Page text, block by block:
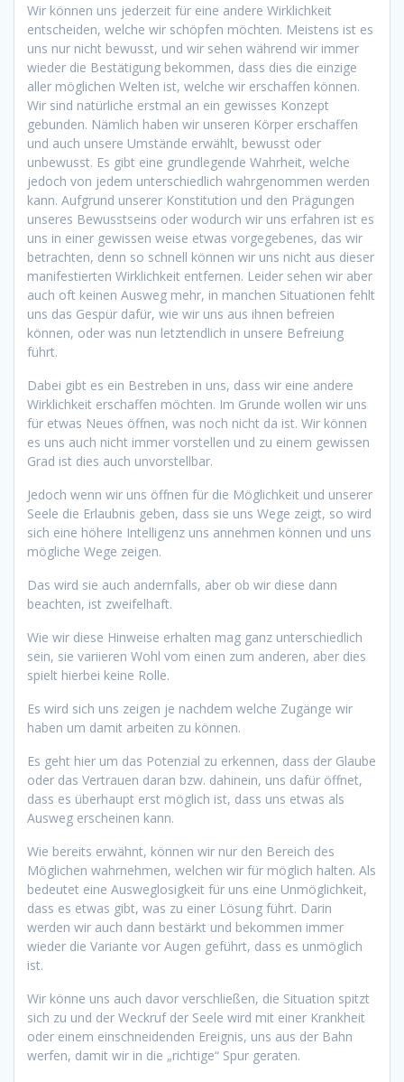
Wir können uns jederzeit für eine andere Wirklichkeit
entscheiden, welche wir schöpfen möchten. Meistens ist es
uns nur nicht bewusst, und wir sehen während wir immer
wieder die Bestätigung bekommen, dass dies die einzige
aller möglichen Welten ist, welche wir erschaffen können.
Wir sind natürliche erstmal an ein gewisses Konzept
gebunden. Nämlich haben wir unseren Körper erschaffen
und auch unsere Umstände erwählt, bewusst oder
unbewusst. Es gibt eine grundlegende Wahrheit, welche
jedoch von jedem unterschiedlich wahrgenommen werden
kann. Aufgrund unserer Konstitution und den Prägungen
unseres Bewusstseins oder wodurch wir uns erfahren ist es
uns in einer gewissen weise etwas vorgegebenes, das wir
betrachten, denn so schnell können wir uns nicht aus dieser
manifestierten Wirklichkeit entfernen. Leider sehen wir aber
auch oft keinen Ausweg mehr, in manchen Situationen fehlt
uns das Gespür dafür, wie wir uns aus ihnen befreien
können, oder was nun letztendlich in unsere Befreiung
führt.
Dabei gibt es ein Bestreben in uns, dass wir eine andere
Wirklichkeit erschaffen möchten. Im Grunde wollen wir uns
für etwas Neues öffnen, was noch nicht da ist. Wir können
es uns auch nicht immer vorstellen und zu einem gewissen
Grad ist dies auch unvorstellbar.
Jedoch wenn wir uns öffnen für die Möglichkeit und unserer
Seele die Erlaubnis geben, dass sie uns Wege zeigt, so wird
sich eine höhere Intelligenz uns annehmen können und uns
mögliche Wege zeigen.
Das wird sie auch andernfalls, aber ob wir diese dann
beachten, ist zweifelhaft.
Wie wir diese Hinweise erhalten mag ganz unterschiedlich
sein, sie variieren Wohl vom einen zum anderen, aber dies
spielt hierbei keine Rolle.
Es wird sich uns zeigen je nachdem welche Zugänge wir
haben um damit arbeiten zu können.
Es geht hier um das Potenzial zu erkennen, dass der Glaube
oder das Vertrauen daran bzw. dahinein, uns dafür öffnet,
dass es überhaupt erst möglich ist, dass uns etwas als
Ausweg erscheinen kann.
Wie bereits erwähnt, können wir nur den Bereich des
Möglichen wahrnehmen, welchen wir für möglich halten. Als
bedeutet eine Ausweglosigkeit für uns eine Unmöglichkeit,
dass es etwas gibt, was zu einer Lösung führt. Darin
werden wir auch dann bestärkt und bekommen immer
wieder die Variante vor Augen geführt, dass es unmöglich
ist.
Wir könne uns auch davor verschließen, die Situation spitzt
sich zu und der Weckruf der Seele wird mit einer Krankheit
oder einem einschneidenden Ereignis, uns aus der Bahn
werfen, damit wir in die „richtige“ Spur geraten.